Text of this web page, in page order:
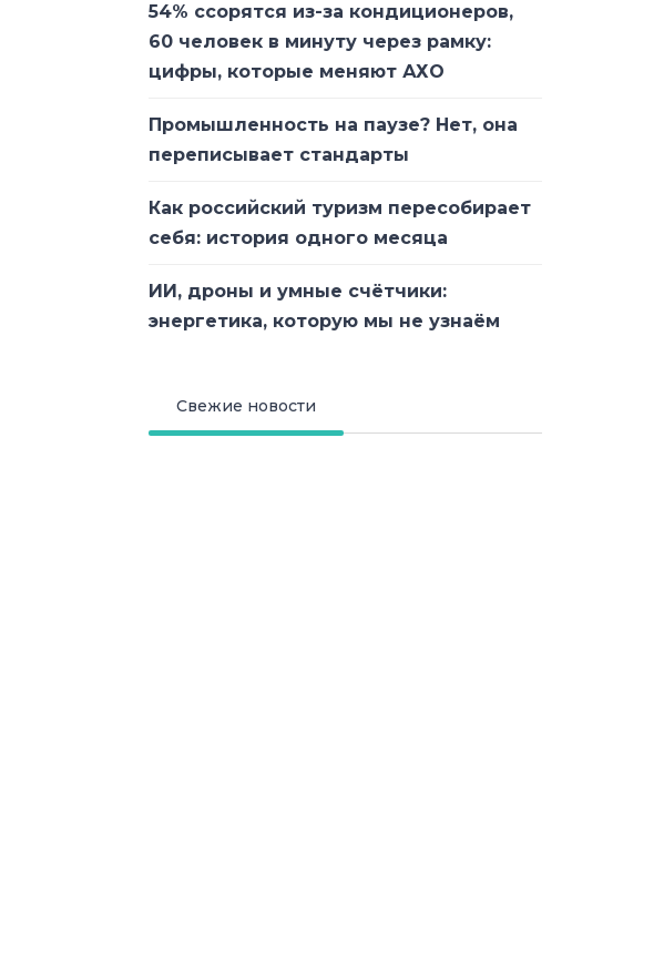
54% ссорятся из-за кондиционеров,
60 человек в минуту через рамку:
цифры, которые меняют АХО
Промышленность на паузе? Нет, она
переписывает стандарты
Как российский туризм пересобирает
себя: история одного месяца
ИИ, дроны и умные счётчики:
энергетика, которую мы не узнаём
Свежие новости